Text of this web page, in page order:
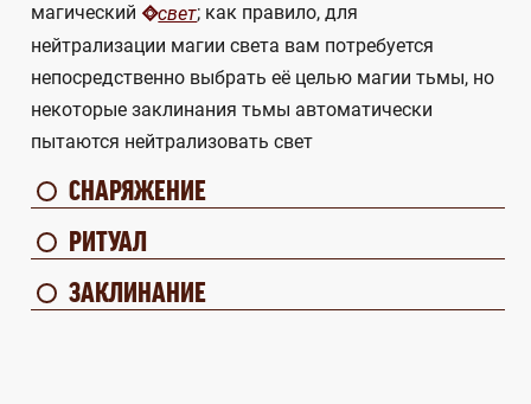
магический
свет; как правило, для
нейтрализации магии света вам потребуется
непосредственно выбрать её целью магии тьмы, но
некоторые заклинания тьмы автоматически
пытаются нейтрализовать свет
СНАРЯЖЕНИЕ
РИТУАЛ
ЗАКЛИНАНИЕ